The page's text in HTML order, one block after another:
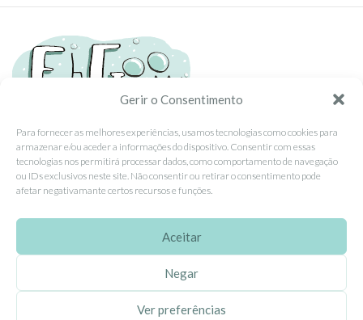
Gerir o Consentimento
Para fornecer as melhores experiências, usamos tecnologias como cookies para
armazenar e/ou aceder a informações do dispositivo. Consentir com essas
tecnologias nos permitirá processar dados, como comportamento de navegação
ou IDs exclusivos neste site. Não consentir ou retirar o consentimento pode
afetar negativamante certos recursos e funções.
Aceitar
Negar
Ver preferências
Tel: (351) 234095278 Custo de Chamada para Rede Fixa Nacional
Email: info@ehgoom.com
Rua José Afonso, Nº 50, 3800-438 Aveiro, Portugal
Sobre Nós